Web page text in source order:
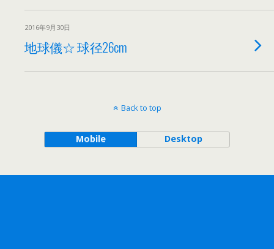
2016年9月30日
地球儀☆ 球径26cm
Back to top
Mobile Desktop